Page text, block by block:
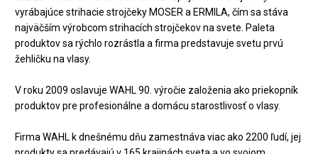
vyrábajúce strihacie strojčeky MOSER a ERMILA, čím sa stáva
najväčším výrobcom strihacích strojčekov na svete. Paleta
produktov sa rýchlo rozrástla a firma predstavuje svetu prvú
žehličku na vlasy.
V roku 2009 oslavuje WAHL 90. výročie založenia ako priekopník
produktov pre profesionálne a domácu starostlivosť o vlasy.
Firma WAHL k dnešnému dňu zamestnáva viac ako 2200 ľudí, jej